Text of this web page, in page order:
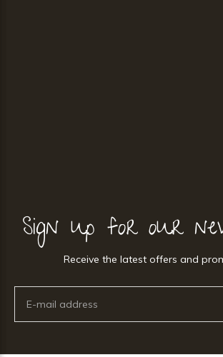
Sign up for our
Receive the latest offers and